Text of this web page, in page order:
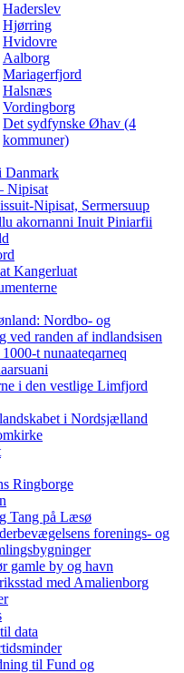
Haderslev
Hjørring
Hvidovre
Aalborg
Mariagerfjord
Halsnæs
Vordingborg
Det sydfynske Øhav (4
kommuner)
Danmark
Nipisat
Nipisat, Sermersuup
akornanni Inuit Piniarfii
Kangerluat
Nordbo- og
ved randen af indlandsisen
t nunaateqarneq
i den vestlige Limfjord
i Nordsjælland
Ringborge
Tang på Læsø
forenings- og
gamle by og havn
med Amalienborg
data
til Fund og